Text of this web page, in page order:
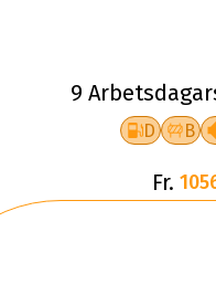
9
D B
Fr.